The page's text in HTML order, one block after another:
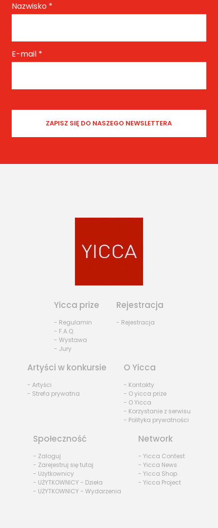
Nazwisko *
E-mail *
Yicca prize
- Regulamin
- F.A.Q.
- Wystawa
- Jury
Rejestracja
- Rejestracja
Artyści w konkursie
- Artyści
- Strefa prywatna
O Yicca
- Kontakty
- O yicca prize
- O Yicca
- Korzystanie z serwisu
- Polityka prywatności
Społeczność
- Zaloguj
- Zarejestruj się tutaj
- Użytkownicy
- UŻYTKOWNICY - Dzieła
- UŻYTKOWNICY - Wydarzenia
Network
- Yicca Contest
- Yicca News
- Yicca Shop
- Yicca Project